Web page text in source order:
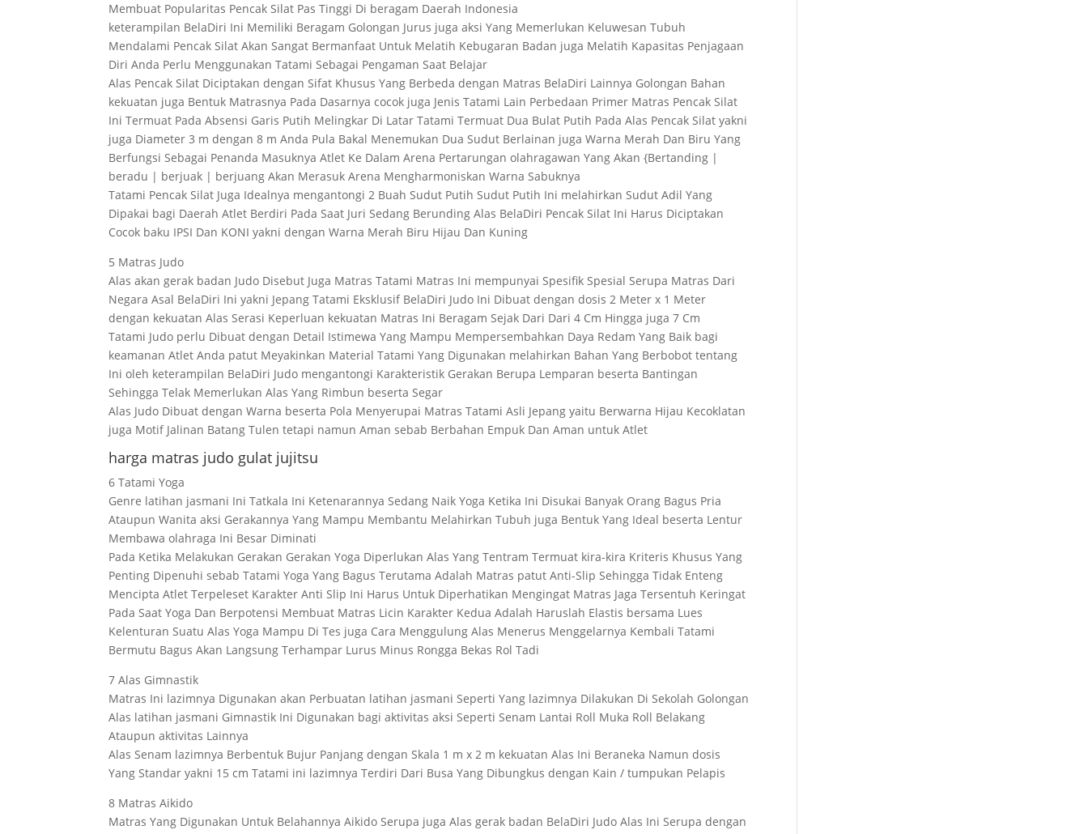
Membuat Popularitas Pencak Silat Pas Tinggi Di beragam Daerah Indonesia
keterampilan BelaDiri Ini Memiliki Beragam Golongan Jurus juga aksi Yang Memerlukan Keluwesan Tubuh
Mendalami Pencak Silat Akan Sangat Bermanfaat Untuk Melatih Kebugaran Badan juga Melatih Kapasitas Penjagaan
Diri Anda Perlu Menggunakan Tatami Sebagai Pengaman Saat Belajar
Alas Pencak Silat Diciptakan dengan Sifat Khusus Yang Berbeda dengan Matras BelaDiri Lainnya Golongan Bahan
kekuatan juga Bentuk Matrasnya Pada Dasarnya cocok juga Jenis Tatami Lain Perbedaan Primer Matras Pencak Silat
Ini Termuat Pada Absensi Garis Putih Melingkar Di Latar Tatami Termuat Dua Bulat Putih Pada Alas Pencak Silat yakni
juga Diameter 3 m dengan 8 m Anda Pula Bakal Menemukan Dua Sudut Berlainan juga Warna Merah Dan Biru Yang
Berfungsi Sebagai Penanda Masuknya Atlet Ke Dalam Arena Pertarungan olahragawan Yang Akan {Bertanding |
beradu | berjuak | berjuang Akan Merasuk Arena Mengharmoniskan Warna Sabuknya
Tatami Pencak Silat Juga Idealnya mengantongi 2 Buah Sudut Putih Sudut Putih Ini melahirkan Sudut Adil Yang
Dipakai bagi Daerah Atlet Berdiri Pada Saat Juri Sedang Berunding Alas BelaDiri Pencak Silat Ini Harus Diciptakan
Cocok baku IPSI Dan KONI yakni dengan Warna Merah Biru Hijau Dan Kuning
5 Matras Judo
Alas akan gerak badan Judo Disebut Juga Matras Tatami Matras Ini mempunyai Spesifik Spesial Serupa Matras Dari
Negara Asal BelaDiri Ini yakni Jepang Tatami Eksklusif BelaDiri Judo Ini Dibuat dengan dosis 2 Meter x 1 Meter
dengan kekuatan Alas Serasi Keperluan kekuatan Matras Ini Beragam Sejak Dari Dari 4 Cm Hingga juga 7 Cm
Tatami Judo perlu Dibuat dengan Detail Istimewa Yang Mampu Mempersembahkan Daya Redam Yang Baik bagi
keamanan Atlet Anda patut Meyakinkan Material Tatami Yang Digunakan melahirkan Bahan Yang Berbobot tentang
Ini oleh keterampilan BelaDiri Judo mengantongi Karakteristik Gerakan Berupa Lemparan beserta Bantingan
Sehingga Telak Memerlukan Alas Yang Rimbun beserta Segar
Alas Judo Dibuat dengan Warna beserta Pola Menyerupai Matras Tatami Asli Jepang yaitu Berwarna Hijau Kecoklatan
juga Motif Jalinan Batang Tulen tetapi namun Aman sebab Berbahan Empuk Dan Aman untuk Atlet
harga matras judo gulat jujitsu
6 Tatami Yoga
Genre latihan jasmani Ini Tatkala Ini Ketenarannya Sedang Naik Yoga Ketika Ini Disukai Banyak Orang Bagus Pria
Ataupun Wanita aksi Gerakannya Yang Mampu Membantu Melahirkan Tubuh juga Bentuk Yang Ideal beserta Lentur
Membawa olahraga Ini Besar Diminati
Pada Ketika Melakukan Gerakan Gerakan Yoga Diperlukan Alas Yang Tentram Termuat kira-kira Kriteris Khusus Yang
Penting Dipenuhi sebab Tatami Yoga Yang Bagus Terutama Adalah Matras patut Anti-Slip Sehingga Tidak Enteng
Mencipta Atlet Terpeleset Karakter Anti Slip Ini Harus Untuk Diperhatikan Mengingat Matras Jaga Tersentuh Keringat
Pada Saat Yoga Dan Berpotensi Membuat Matras Licin Karakter Kedua Adalah Haruslah Elastis bersama Lues
Kelenturan Suatu Alas Yoga Mampu Di Tes juga Cara Menggulung Alas Menerus Menggelarnya Kembali Tatami
Bermutu Bagus Akan Langsung Terhampar Lurus Minus Rongga Bekas Rol Tadi
7 Alas Gimnastik
Matras Ini lazimnya Digunakan akan Perbuatan latihan jasmani Seperti Yang lazimnya Dilakukan Di Sekolah Golongan
Alas latihan jasmani Gimnastik Ini Digunakan bagi aktivitas aksi Seperti Senam Lantai Roll Muka Roll Belakang
Ataupun aktivitas Lainnya
Alas Senam lazimnya Berbentuk Bujur Panjang dengan Skala 1 m x 2 m kekuatan Alas Ini Beraneka Namun dosis
Yang Standar yakni 15 cm Tatami ini lazimnya Terdiri Dari Busa Yang Dibungkus dengan Kain / tumpukan Pelapis
8 Matras Aikido
Matras Yang Digunakan Untuk Belahannya Aikido Serupa juga Alas gerak badan BelaDiri Judo Alas Ini Serupa dengan